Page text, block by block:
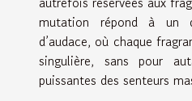
mutation répond à un
d’audace, où chaque
singulière, sans pour
puissantes des senteurs